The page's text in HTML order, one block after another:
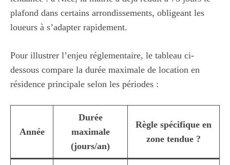
plafond dans certains arrondissements, obligeant les
loueurs à s’adapter rapidement.
Pour illustrer l’enjeu réglementaire, le tableau ci-
dessous compare la durée maximale de location en
résidence principale selon les périodes :
Année
Durée
maximale
(jours/an)
Règle spécifique en
zone tendue ?